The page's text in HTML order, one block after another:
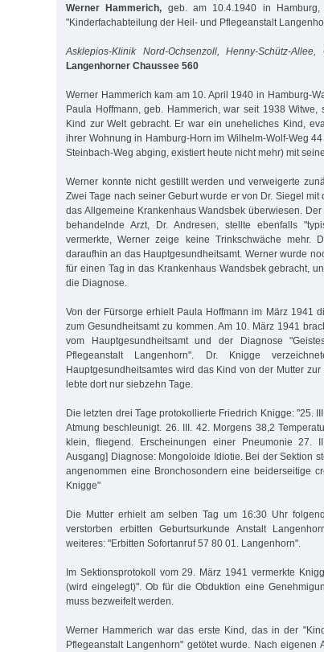
Werner Hammerich, geb. am 10.4.1940 in
"Kinderfachabteilung der Heil- und Pflegeanstalt
Asklepios-Klinik Nord-Ochsenzoll, Henny-Schütz-
Langenhorner Chaussee 560
Werner Hammerich kam am 10. April 1940 in Hamburg-
Paula Hoffmann, geb. Hammerich, war seit 1938
Kind zur Welt gebracht. Er war ein uneheliches Kind,
ihrer Wohnung in Hamburg-Horn im Wilhelm-Wolf-Weg
Steinbach-Weg abging, existiert heute nicht mehr) mit
Werner konnte nicht gestillt werden und verweigerte
Zwei Tage nach seiner Geburt wurde er von Dr. Siegel
das Allgemeine Krankenhaus Wandsbek überwiesen.
behandelnde Arzt, Dr. Andresen, stellte ebenfalls
vermerkte, Werner zeige keine Trinkschwäche mehr.
daraufhin an das Hauptgesundheitsamt. Werner wurde
für einen Tag in das Krankenhaus Wandsbek gebracht,
die Diagnose.
Von der Fürsorge erhielt Paula Hoffmann im März 1941
zum Gesundheitsamt zu kommen. Am 10. März 1941
vom Hauptgesundheitsamt und der Diagnose
Pflegeanstalt Langenhorn". Dr. Knigge
Hauptgesundheitsamtes wird das Kind von der Mutter
lebte dort nur siebzehn Tage.
Die letzten drei Tage protokollierte Friedrich Knigge: "25.
Atmung beschleunigt. 26. III. 42. Morgens 38,2
klein, fliegend. Erscheinungen einer Pneumonie 27.
Ausgang] Diagnose: Mongoloide Idiotie. Bei der Sektion
angenommen eine Bronchosondern eine beiderseitige
Knigge"
Die Mutter erhielt am selben Tag um 16:30 Uhr
verstorben erbitten Geburtsurkunde Anstalt
weiteres: "Erbitten Sofortanruf 57 80 01. Langenhorn".
Im Sektionsprotokoll vom 29. März 1941 vermerkte
(wird eingelegt)". Ob für die Obduktion eine
muss bezweifelt werden.
Werner Hammerich war das erste Kind, das in der
Pflegeanstalt Langenhorn" getötet wurde. Nach eigenen